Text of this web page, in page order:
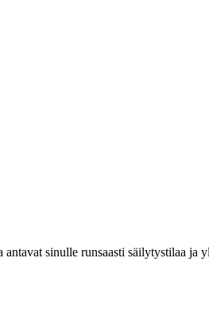
sinulle runsaasti säilytystilaa ja